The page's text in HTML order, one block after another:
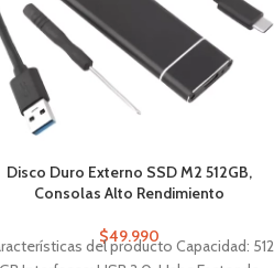
Disco Duro Externo SSD M2 512GB,
Consolas Alto Rendimiento
$49.990
del producto Capacidad: 512